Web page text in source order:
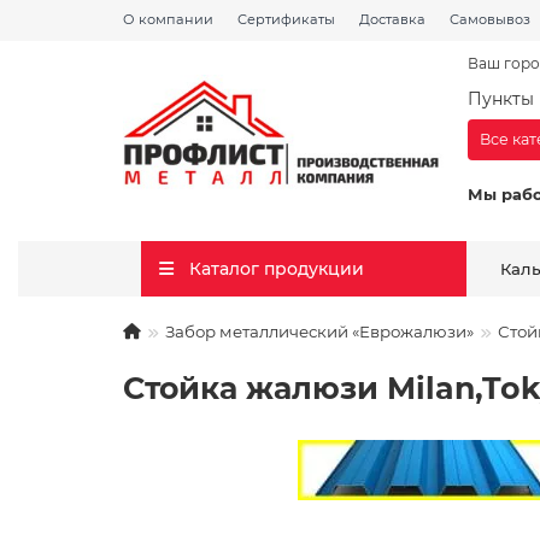
О компании Сертификаты Доставка Самовывоз
Ваш
Пункты
Мы
Все
Каталог продукции
Забор металлический «Еврожалюзи»
Стойка жалюзи